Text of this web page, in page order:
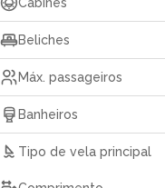
Beliches
Máx. passageiros
Banheiros
Tipo de vela principal